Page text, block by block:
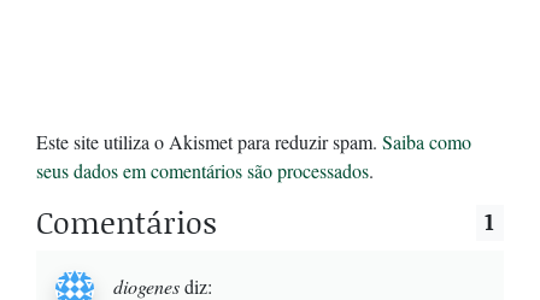
Este site utiliza o Akismet para reduzir spam. Saiba como
seus dados em comentários são processados.
Comentários 1
diogenesdiz: